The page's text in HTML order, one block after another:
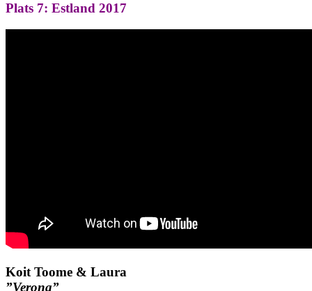
Plats 7: Estland 2017
Koit Toome & Laura
”Verona”